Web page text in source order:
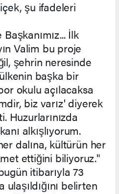
şu ifadeleri
İlk
Valim bu proje
şehrin neresinde
başka bir
okulu açılacaksa
biz varız' diyerek
Huzurlarınızda
alkışlıyorum.
dalına, kültürün her
ettiğini biliyoruz."
itibarıyla 73
belirten